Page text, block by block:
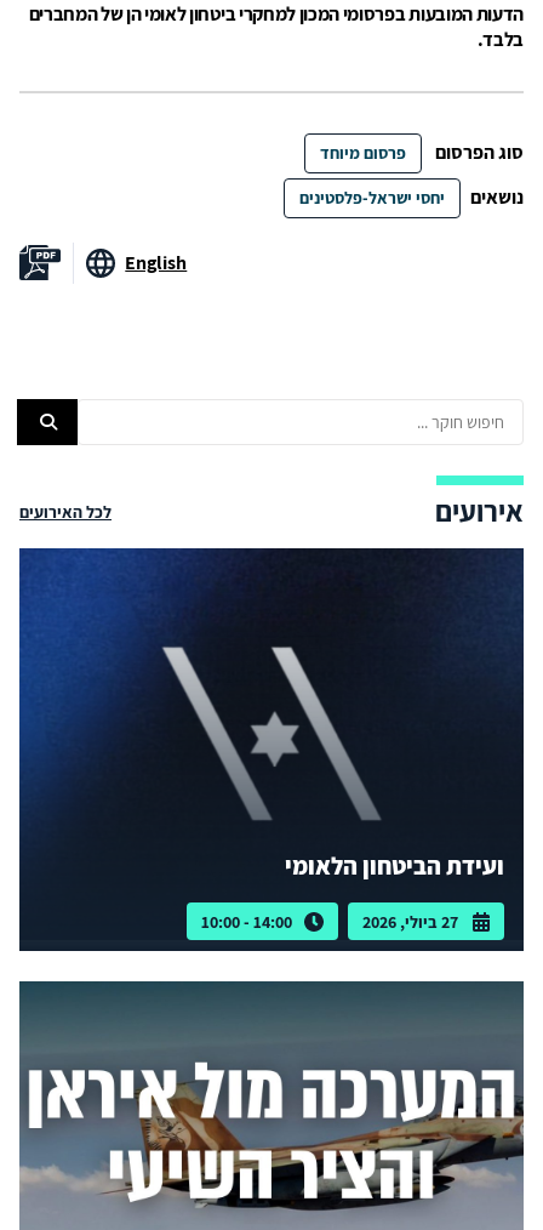
הדעות המובעות בפרסומי המכון למחקרי ביטחון לאומי הן של המחברים
בלבד.
סוג הפרסום פרסום מיוחד
נושאים יחסי ישראל-פלסטינים
English
אירועים לכל האירועים
ועידת הביטחון הלאומי
27 ביולי, 2026 14:00 - 10:00